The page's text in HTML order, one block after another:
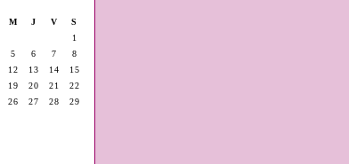
M J V
S
1
5 6 7
8
12 13 14
15
19 20 21
22
26 27 28
29